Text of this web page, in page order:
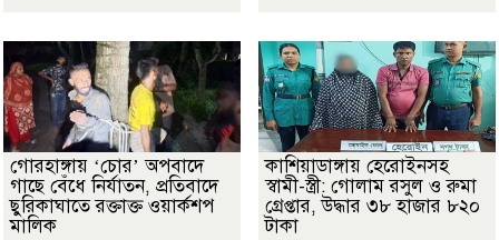
গোরহাঙ্গায় ‘চোর’ অপবাদে
গাছে বেঁধে নির্যাতন, প্রতিবাদে
ছুরিকাঘাতে রক্তাক্ত ওয়ার্কশপ
মালিক
কাশিয়াডাঙ্গায় হেরোইনসহ
স্বামী-স্ত্রী: গোলাম রসুল ও রুমা
গ্রেপ্তার, উদ্ধার ৩৮ হাজার ৮২০
টাকা